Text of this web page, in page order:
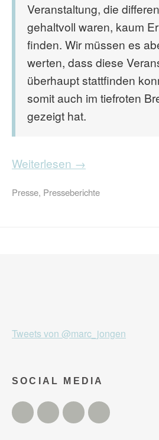
Veranstaltung, die
gehaltvoll waren, kaum
finden. Wir müssen es
werten, dass diese
überhaupt stattfinden
somit auch im tiefroten
gezeigt hat.
Weiterlesen →
Presse, Presseberichte
Tweets von @marc_jongen
SOCIAL MEDIA
Twitter FacebookInstagram